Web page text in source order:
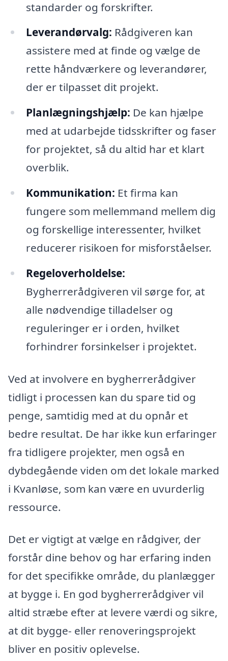
standarder og forskrifter.
Leverandørvalg: Rådgiveren kan
assistere med at finde og vælge de
rette håndværkere og leverandører,
der er tilpasset dit projekt.
Planlægningshjælp: De kan hjælpe
med at udarbejde tidsskrifter og faser
for projektet, så du altid har et klart
overblik.
Kommunikation: Et firma kan
fungere som mellemmand mellem dig
og forskellige interessenter, hvilket
reducerer risikoen for misforståelser.
Regeloverholdelse:
Bygherrerådgiveren vil sørge for, at
alle nødvendige tilladelser og
reguleringer er i orden, hvilket
forhindrer forsinkelser i projektet.
Ved at involvere en bygherrerådgiver
tidligt i processen kan du spare tid og
penge, samtidig med at du opnår et
bedre resultat. De har ikke kun erfaringer
fra tidligere projekter, men også en
dybdegående viden om det lokale marked
i Kvanløse, som kan være en uvurderlig
ressource.
Det er vigtigt at vælge en rådgiver, der
forstår dine behov og har erfaring inden
for det specifikke område, du planlægger
at bygge i. En god bygherrerådgiver vil
altid stræbe efter at levere værdi og sikre,
at dit bygge- eller renoveringsprojekt
bliver en positiv oplevelse.